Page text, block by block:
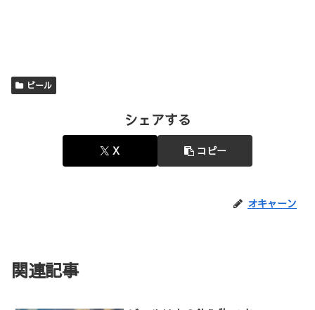
ビール
シェアする
X コピー
オキャーン
関連記事